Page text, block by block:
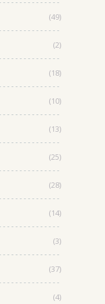
(49)
(2)
(18)
(10)
(13)
(25)
(28)
(14)
(3)
(37)
(4)